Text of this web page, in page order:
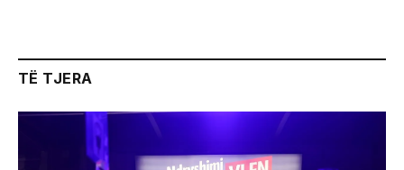
TË TJERA